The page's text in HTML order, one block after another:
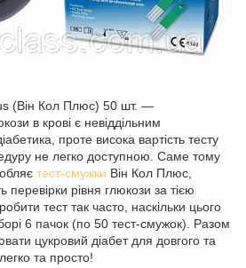
(Він Кол Плюс) 50 шт. —
в крові є невіддільним
проте висока вартість тесту
не легко доступною. Саме тому
тест-смужки Він Кол Плюс,
перевірки рівня глюкози за тією
тест так часто, наскільки цього
6 пачок (по 50 тест-смужок). Разом
цукровий діабет для довгого та
та просто!